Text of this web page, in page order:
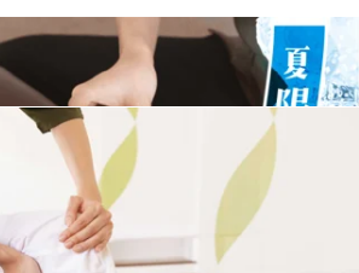
区新丸子町７５２-３ハイツ佐藤 １F（新
-４０４０
予約する
4040